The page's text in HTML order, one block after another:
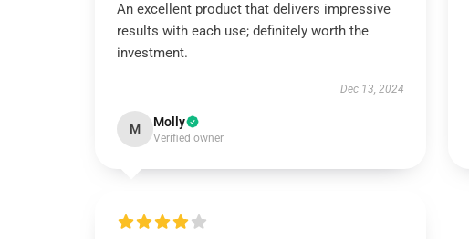
An excellent product that delivers impressive
results with each use; definitely worth the
investment.
Dec 13, 2024
M Molly
Verified owner